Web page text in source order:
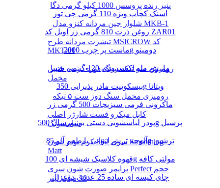
پنیر رنده پروسس 1000 کیلو گرمی دگا
شلوار جین مردانه کنزو مدل MKB-1
تیشرت مردانه طرح MSICROW کد
MKT-01
رومیزی سه تیکه سنگ دوزی شده جنس
مخمل
رومیزی مخمل سنگ دوز ست ۵ تیکه
کابل میکرو فست شارژر اصلی
سامسونگ
کرم پودر شون S02 سری Smoothing
Matt
پرایمر صورت شون سری Perfect حجم
30 میلی لیتر
اسنک کچاپ ویژه 110 گرمی چی توز
روغن ذرت 810 گرمی زر اویل کد ZAR01
ماست پر چرب 2000g دومینو
مارش ملو اکسترودی 120 گرمی شیبا
بیسکوییت مادر پذیرایی 350g ویتانا
ماکرونی فرمی سبزیجات 500 گرمی زر
پودر لباسشویی دستی یونیورسال 500g پرسیل
آلوچه ترش لیوانی با طعم آلو 85g ترشین
قهوه کلاسیک شیشه ای 100g مولتی کافه
چای کیسه ای ساده 25 عددی دوغزال